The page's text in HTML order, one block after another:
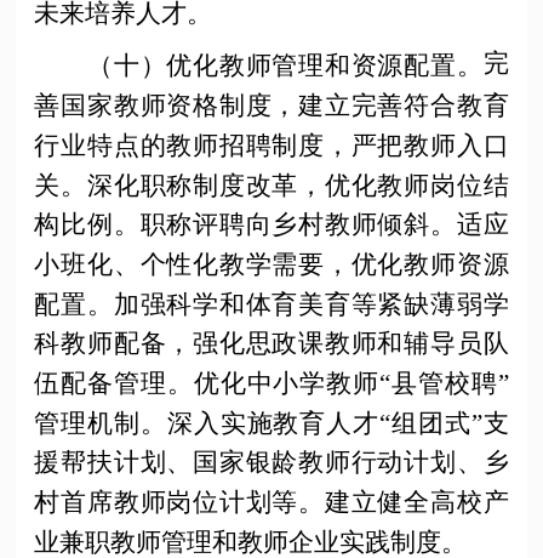
未来培养人才。
（十）优化教师管理和资源配置。 完
善国家教师资格制度，建立完善符合教育
行业特点的教师招聘制度，严把教师入口
关。深化职称制度改革，优化教师岗位结
构比例。职称评聘向乡村教师倾斜。适应
小班化、个性化教学需要，优化教师资源
配置。加强科学和体育美育等紧缺薄弱学
科教师配备，强化思政课教师和辅导员队
伍配备管理。优化中小学教师“县管校聘”
管理机制。深入实施教育人才“组团式”支
援帮扶计划、国家银龄教师行动计划、乡
村首席教师岗位计划等。建立健全高校产
业兼职教师管理和教师企业实践制度。